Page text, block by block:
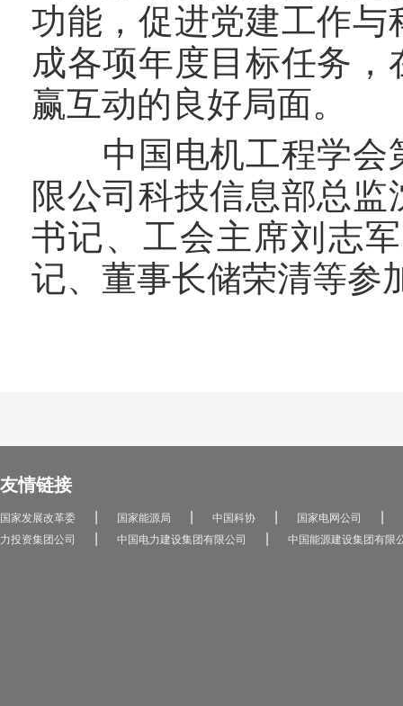
功能，促进党建工作
成各项年度目标任务
赢互动的良好局面。
中国电机工程学会
限公司科技信息部总
书记、工会主席刘志
记、董事长储荣清等参
友情链接
国家发展改革委 国家能源局 中国科协 国家电网公司
力投资集团公司 中国电力建设集团有限公司 中国能源建设集团有限